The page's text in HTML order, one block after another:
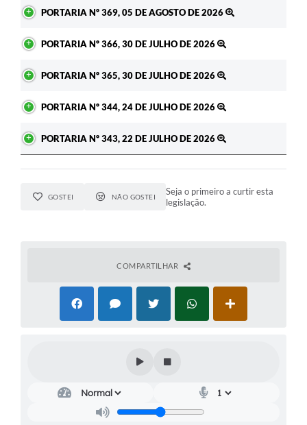
PORTARIA Nº 369, 05 DE AGOSTO DE 2026
PORTARIA Nº 366, 30 DE JULHO DE 2026
PORTARIA Nº 365, 30 DE JULHO DE 2026
PORTARIA Nº 344, 24 DE JULHO DE 2026
PORTARIA Nº 343, 22 DE JULHO DE 2026
GOSTEI NÃO GOSTEI
Seja o primeiro a curtir esta
legislação.
COMPARTILHAR